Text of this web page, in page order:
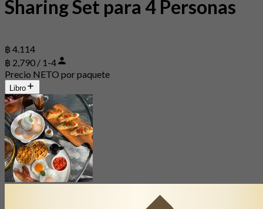
Sharing Set para 4 Personas
฿ 4.114
฿ 2,790 / 1-4
Precio NETO por paquete
Libro